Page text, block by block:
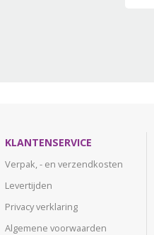
KLANTENSERVICE
Verpak, - en verzendkosten
Levertijden
Privacy verklaring
Algemene voorwaarden